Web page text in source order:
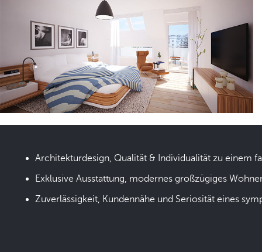
Architekturdesign, Qualität & Individualität zu einem
Exklusive Ausstattung, modernes großzügiges
Zuverlässigkeit, Kundennähe und Seriosität eines